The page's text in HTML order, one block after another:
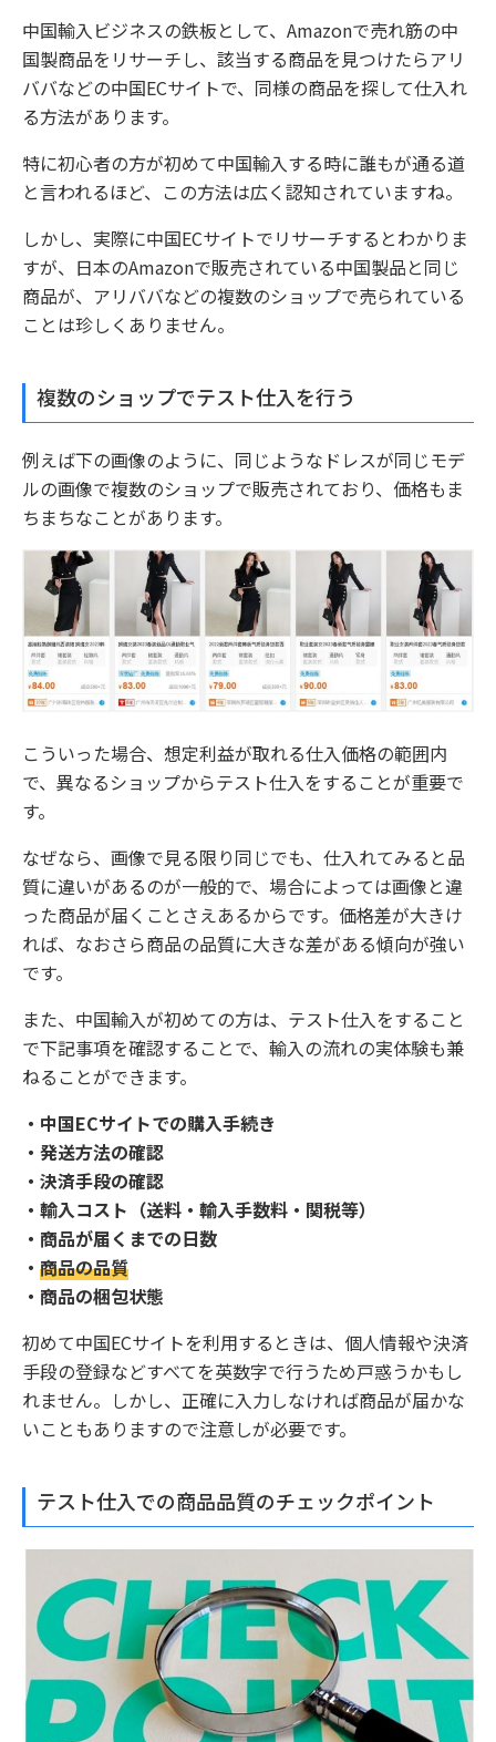
中国輸入ビジネスの鉄板として、Amazonで売れ筋の中
国製商品をリサーチし、該当する商品を見つけたらアリ
ババなどの中国ECサイトで、同様の商品を探して仕入れ
る方法があります。
特に初心者の方が初めて中国輸入する時に誰もが通る道
と言われるほど、この方法は広く認知されていますね。
しかし、実際に中国ECサイトでリサーチするとわかりま
すが、日本のAmazonで販売されている中国製品と同じ
商品が、アリババなどの複数のショップで売られている
ことは珍しくありません。
複数のショップでテスト仕入を行う
例えば下の画像のように、同じようなドレスが同じモデ
ルの画像で複数のショップで販売されており、価格もま
ちまちなことがあります。
こういった場合、想定利益が取れる仕入価格の範囲内
で、異なるショップからテスト仕入をすることが重要で
す。
なぜなら、画像で見る限り同じでも、仕入れてみると品
質に違いがあるのが一般的で、場合によっては画像と違
った商品が届くことさえあるからです。価格差が大きけ
れば、なおさら商品の品質に大きな差がある傾向が強い
です。
また、中国輸入が初めての方は、テスト仕入をすること
で下記事項を確認することで、輸入の流れの実体験も兼
ねることができます。
・中国ECサイトでの購入手続き
・発送方法の確認
・決済手段の確認
・輸入コスト（送料・輸入手数料・関税等）
・商品が届くまでの日数
・ 商品の品質
・商品の梱包状態
初めて中国ECサイトを利用するときは、個人情報や決済
手段の登録などすべてを英数字で行うため戸惑うかもし
れません。しかし、正確に入力しなければ商品が届かな
いこともありますので注意しが必要です。
テスト仕入での商品品質のチェックポイント